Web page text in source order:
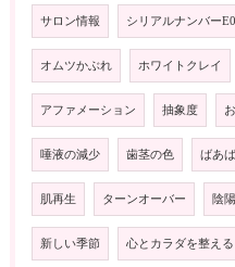
サロン情報 シリアルナンバー
オムツかぶれ ホワイトクレイ
アファメーション 抽象度
唾液の減少 歯茎の色 ばあば
肌再生 ターンオーバー 陰
新しい季節 心とカラダを整える